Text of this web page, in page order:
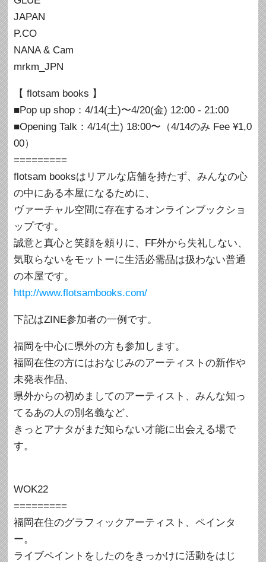
JAPAN
P.CO
NANA & Cam
mrkm_JPN
【 flotsam books 】
■Pop up shop：4/14(土)〜4/20(金) 12:00 - 21:00
■Opening Talk：4/14(土) 18:00〜（4/14のみ Fee ¥1,0
00）
=========
flotsam booksはリアルな店舗を持たず、みんなの心
の中にある本屋になるために、
ヴァーチャル空間に存在するオンラインブックショ
ップです。
誠意と真心と笑顔を頼りに、FF外から失礼しない、
気取らないをモットーに生活必需品は扱わない普通
の本屋です。
http://www.flotsambooks.com/
下記はZINE参加者の一例です。
福岡を中心に県外の方も参加します。
福岡在住の方にはおなじみのアーティストの新作や
未発表作品、
県外からの初めましてのアーティスト、みんな知っ
てるあの人の別名義など、
きっとアナタがまだ知らない才能に出会える場で
す。
WOK22
=========
福岡在住のグラフィックアーティスト、ペインタ
ー。
ライブペイントをしたのをきっかけに活動をはじ